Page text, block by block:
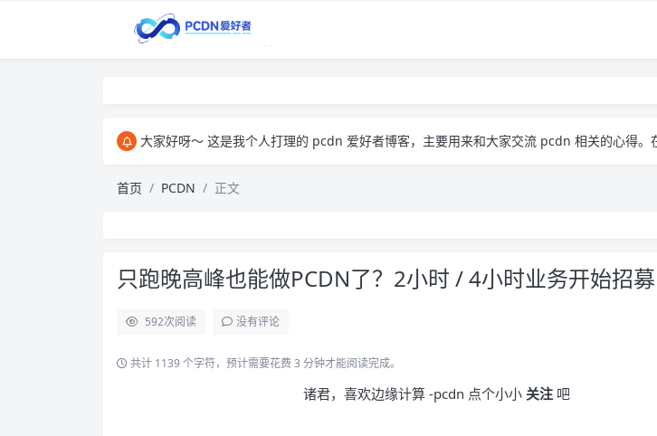
大家好呀～ 这是我个人打理的 pcdn 爱好者博客，主要用来和大家交流 pcdn 相关的心得。​ 在这里，我会分享自己玩 pcdn 的经
首页 PCDN 正文
只跑晚高峰也能做PCDN了？2小时 / 4小时业务开始招募
592次阅读 没有评论
共计 1139 个字符，预计需要花费 3 分钟才能阅读完成。
诸君，喜欢边缘计算 -pcdn 点个小小 关注 吧